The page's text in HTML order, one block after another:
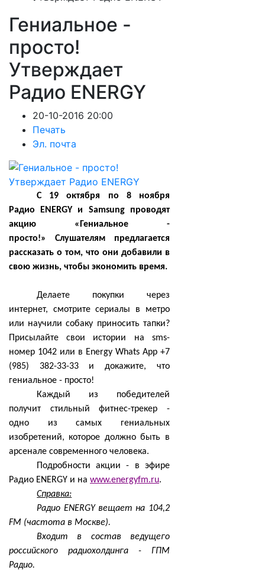
Гениальное -
просто!
Утверждает
Радио ENERGY
20-10-2016 20:00
Печать
Эл. почта
С 19 октября по 8 ноября
Радио ENERGY и Samsung проводят
акцию «Гениальное -
просто!» Слушателям предлагается
рассказать о том, что они добавили в
свою жизнь, чтобы экономить время.
Делаете покупки через
интернет, смотрите сериалы в метро
или научили собаку приносить тапки?
Присылайте свои истории на sms-
номер 1042 или в Energy Whats App +7
(985) 382-33-33 и докажите, что
гениальное - просто!
Каждый из победителей
получит стильный фитнес-трекер -
одно из самых гениальных
изобретений, которое должно быть в
арсенале современного человека.
Подробности акции - в эфире
Радио ENERGY и на www.energyfm.ru.
Справка:
Радио ENERGY вещает на 104,2
FM (частота в Москве).
Входит в состав ведущего
российского радиохолдинга - ГПМ
Радио.